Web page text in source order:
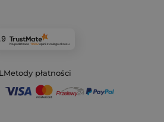
Na podstawie 11 902opiniiz całego okresu
Metody płatności